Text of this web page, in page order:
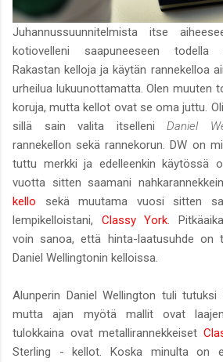
Juhannussuunnitelmista itse
kotiovelleni saapuneeseen todella
Rakastan kelloja ja käytän rannekelloa
urheilua lukuunottamatta. Olen muuten
koruja, mutta kellot ovat se oma juttu.
sillä sain valita itselleni Daniel
rannekellon sekä rannekorun. DW on
tuttu merkki ja edelleenkin käytössä
vuotta sitten saamani
kello sekä muutama vuosi sitten
lempikelloistani, Classy York.
voin sanoa, että hinta-laatusuhde on
Daniel Wellingtonin kelloissa.
Alunperin Daniel Wellington tuli tutuksi
mutta ajan myötä mallit ovat
tulokkaina ovat metallirannekkeiset
Sterling - kellot. Koska minulta on